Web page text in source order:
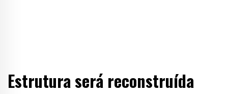
Estrutura será reconstruída